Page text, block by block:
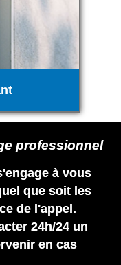
professionnel
à vous
que soit les
de l'appel.
24h/24 un
en cas